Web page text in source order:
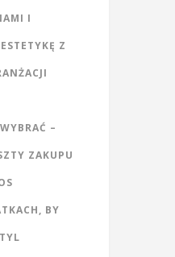
I
Z
–
ZAKUPU
BY